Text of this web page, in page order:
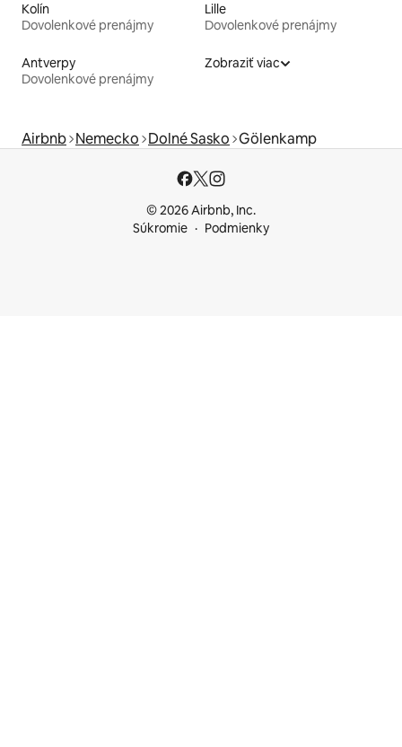
Kolín
Dovolenkové prenájmy
Lille
Dovolenkové prenájmy
Antverpy
Dovolenkové prenájmy
Zobraziť viac
Airbnb Nemecko Dolné Sasko Gölenkamp
© 2026 Airbnb, Inc.
Súkromie
Podmienky